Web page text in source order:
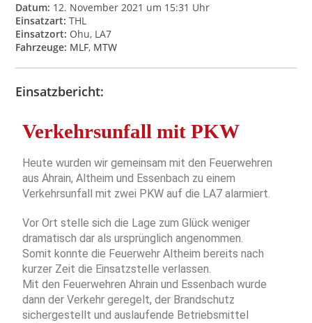
Datum: 12. November 2021 um 15:31 Uhr
Einsatzart: THL
Einsatzort: Ohu, LA7
Fahrzeuge: MLF, MTW
Einsatzbericht:
Verkehrsunfall mit PKW
Heute wurden wir gemeinsam mit den Feuerwehren
aus Ahrain, Altheim und Essenbach zu einem
Verkehrsunfall mit zwei PKW auf die LA7 alarmiert.
Vor Ort stelle sich die Lage zum Glück weniger
dramatisch dar als ursprünglich angenommen.
Somit konnte die Feuerwehr Altheim bereits nach
kurzer Zeit die Einsatzstelle verlassen.
Mit den Feuerwehren Ahrain und Essenbach wurde
dann der Verkehr geregelt, der Brandschutz
sichergestellt und auslaufende Betriebsmittel